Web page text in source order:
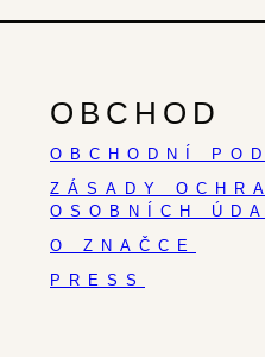
OBCHOD
OBCHODNÍ
ZÁSADY
OSOBNÍCH
O ZNAČCE
PRESS